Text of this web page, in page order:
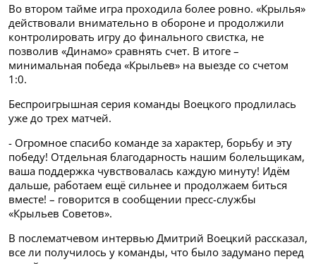
Во втором тайме игра проходила более ровно. «Крылья»
действовали внимательно в обороне и продолжили
контролировать игру до финального свистка, не
позволив «Динамо» сравнять счет. В итоге –
минимальная победа «Крыльев» на выезде со счетом
1:0.
Беспроигрышная серия команды Воецкого продлилась
уже до трех матчей.
- Огромное спасибо команде за характер, борьбу и эту
победу! Отдельная благодарность нашим болельщикам,
ваша поддержка чувствовалась каждую минуту! Идём
дальше, работаем ещё сильнее и продолжаем биться
вместе! – говорится в сообщении пресс-службы
«Крыльев Советов».
В послематчевом интервью Дмитрий Воецкий рассказал,
все ли получилось у команды, что было задумано перед